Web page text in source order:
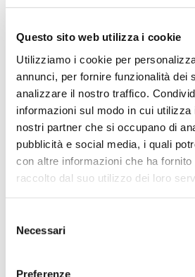
Questo sito web utilizza i cookie
Utilizziamo i cookie per
annunci, per fornire funzionalità dei
analizzare il nostro traffico.
informazioni sul modo in cui
nostri partner che si occupano di
pubblicità e social media, i quali
con altre informazioni che ha
raccolto dal suo utilizzo dei loro
Necessari
Preferenze
NEWS VEDI TUTTE